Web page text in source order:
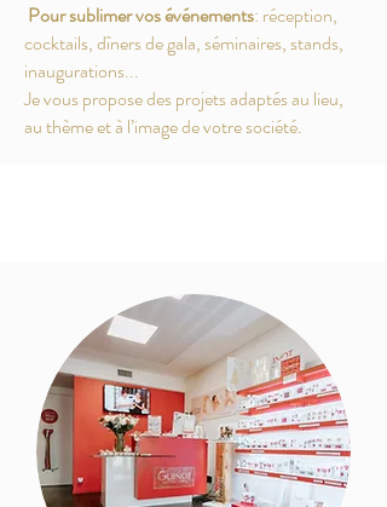
Pour sublimer vos événements: réception,
cocktails, dîners de gala, séminaires, stands,
inaugurations...
Je vous propose des projets adaptés au lieu,
au thème et à l’image de votre société.